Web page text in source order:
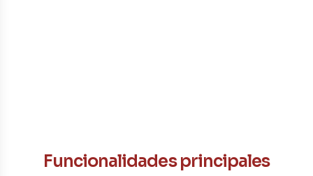
Funcionalidades principales